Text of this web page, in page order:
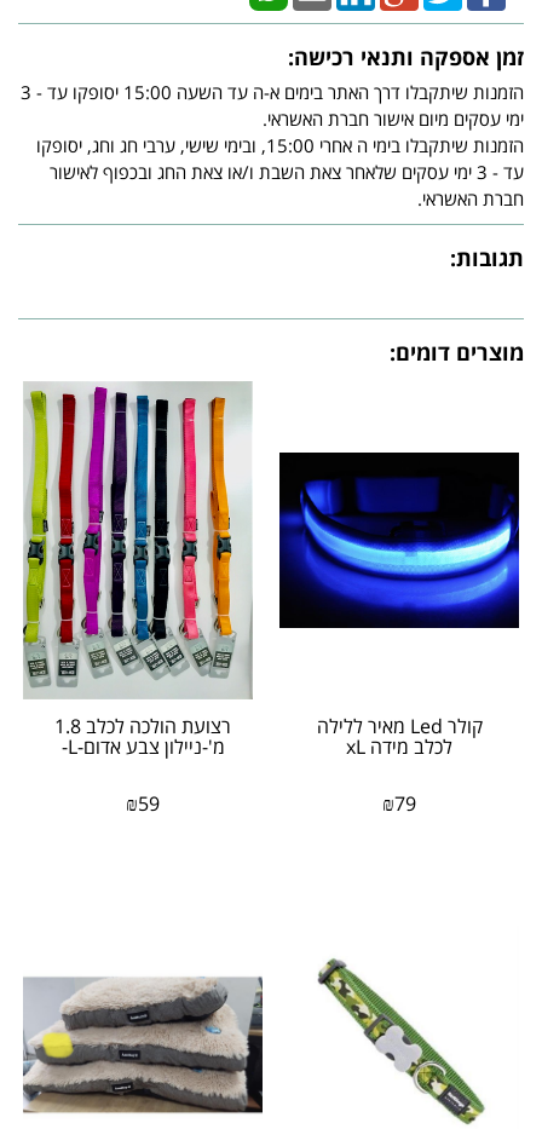
זמן אספקה ותנאי רכישה:
הזמנות שיתקבלו דרך האתר בימים א-ה עד השעה 15:00 יסופקו עד - 3
ימי עסקים מיום אישור חברת האשראי.
הזמנות שיתקבלו בימי ה אחרי 15:00, ובימי שישי, ערבי חג וחג, יסופקו
עד - 3 ימי עסקים שלאחר צאת השבת ו/או צאת החג ובכפוף לאישור
חברת האשראי.
תגובות:
מוצרים דומים:
קולר Led מאיר ללילה
לכלב מידה xL
₪79
רצועת הולכה לכלב 1.8
מ'-ניילון צבע אדום-L-
₪59